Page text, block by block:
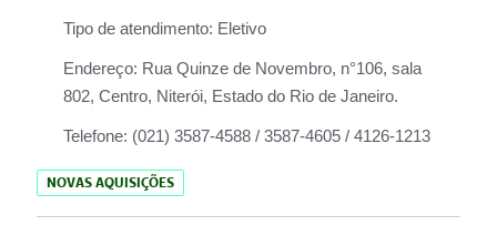
Tipo de atendimento: Eletivo
Endereço: Rua Quinze de Novembro, n°106, sala
802, Centro, Niterói, Estado do Rio de Janeiro.
Telefone: (021) 3587-4588 / 3587-4605 / 4126-1213
NOVAS AQUISIÇÕES